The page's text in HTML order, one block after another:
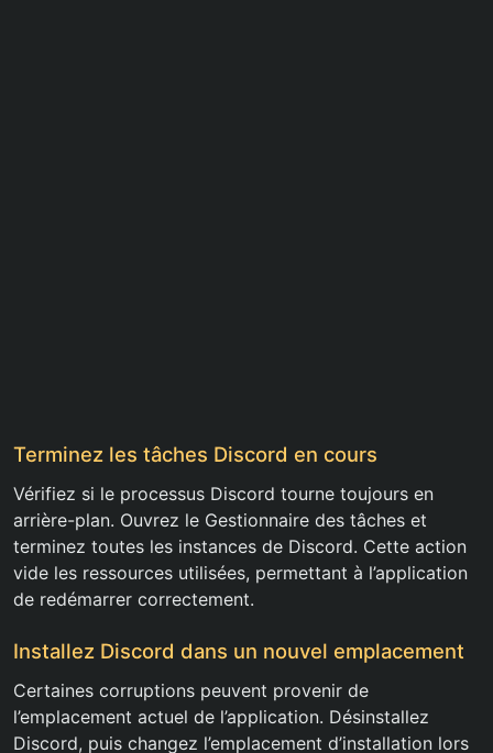
Terminez les tâches Discord en cours
Vérifiez si le processus Discord tourne toujours en
arrière-plan. Ouvrez le Gestionnaire des tâches et
terminez toutes les instances de Discord. Cette action
vide les ressources utilisées, permettant à l’application
de redémarrer correctement.
Installez Discord dans un nouvel emplacement
Certaines corruptions peuvent provenir de
l’emplacement actuel de l’application. Désinstallez
Discord, puis changez l’emplacement d’installation lors